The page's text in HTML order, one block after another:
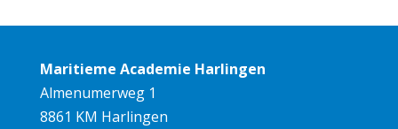
Maritieme Academie Harlingen
Almenumerweg 1
8861 KM Harlingen